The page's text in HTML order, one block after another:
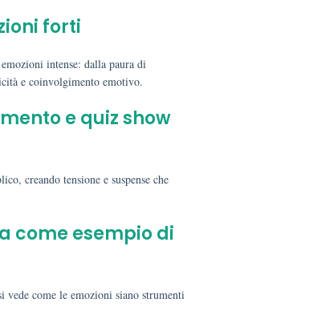
forti
intense: dalla paura di
e coinvolgimento emotivo.
e quiz show
creando tensione e suspense che
come esempio di
come le emozioni siano strumenti